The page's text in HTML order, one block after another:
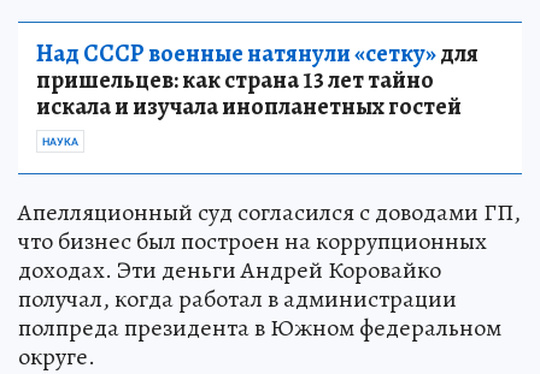
Над СССР военные натянули «сетку»для
пришельцев: как страна 13 лет тайно
искала и изучала инопланетных гостей
НАУКА
Апелляционный суд согласился с доводами ГП,
что бизнес был построен на коррупционных
доходах. Эти деньги Андрей Коровайко
получал, когда работал в администрации
полпреда президента в Южном федеральном
округе.